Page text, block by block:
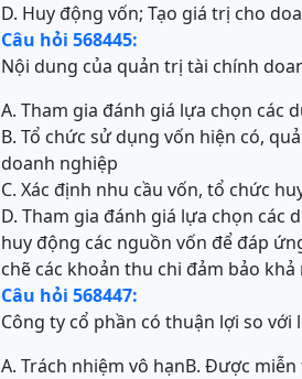
D. Huy động vốn; Tạo giá trị cho
Câu hỏi 568445:
Nội dung của quản trị tài chính
A. Tham gia đánh giá lựa chọn các
B. Tổ chức sử dụng vốn hiện có,
doanh nghiệp
C. Xác định nhu cầu vốn, tổ chức
D. Tham gia đánh giá lựa chọn các
huy động các nguồn vốn để đáp
chẽ các khoản thu chi đảm bảo
Câu hỏi 568447:
Công ty cổ phần có thuận lợi so
A. Trách nhiệm vô hạnB. Được